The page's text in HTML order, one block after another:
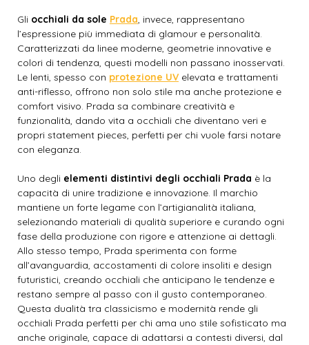
Gli occhiali da sole Prada, invece, rappresentano
l’espressione più immediata di glamour e personalità.
Caratterizzati da linee moderne, geometrie innovative e
colori di tendenza, questi modelli non passano inosservati.
Le lenti, spesso con protezione UV elevata e trattamenti
anti-riflesso, offrono non solo stile ma anche protezione e
comfort visivo. Prada sa combinare creatività e
funzionalità, dando vita a occhiali che diventano veri e
propri statement pieces, perfetti per chi vuole farsi notare
con eleganza.
Uno degli elementi distintivi degli occhiali Prada è la
capacità di unire tradizione e innovazione. Il marchio
mantiene un forte legame con l’artigianalità italiana,
selezionando materiali di qualità superiore e curando ogni
fase della produzione con rigore e attenzione ai dettagli.
Allo stesso tempo, Prada sperimenta con forme
all’avanguardia, accostamenti di colore insoliti e design
futuristici, creando occhiali che anticipano le tendenze e
restano sempre al passo con il gusto contemporaneo.
Questa dualità tra classicismo e modernità rende gli
occhiali Prada perfetti per chi ama uno stile sofisticato ma
anche originale, capace di adattarsi a contesti diversi, dal